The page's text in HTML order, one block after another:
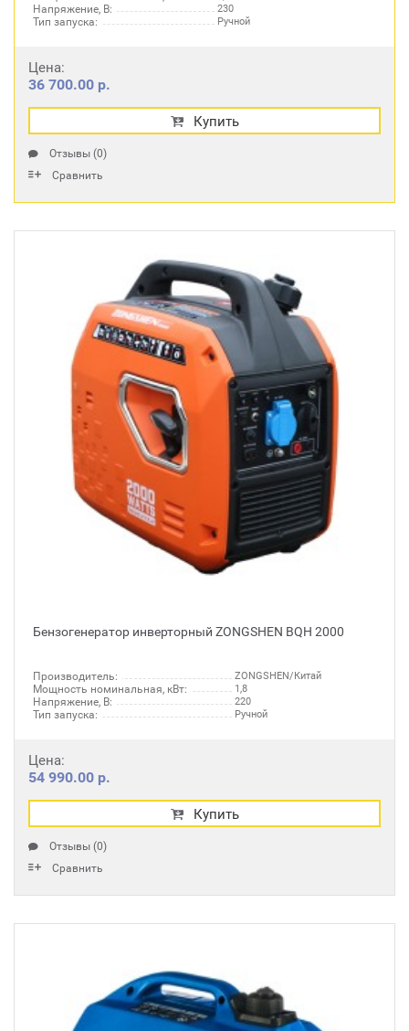
Напряжение, В: 230
Тип запуска: Ручной
Цена:
36 700.00 р.
Купить
Отзывы (0)
Сравнить
Бензогенератор инверторный ZONGSHEN BQH 2000
Производитель: ZONGSHEN/Китай
Мощность номинальная, кВт: 1,8
Напряжение, В: 220
Тип запуска: Ручной
Цена:
54 990.00 р.
Купить
Отзывы (0)
Сравнить